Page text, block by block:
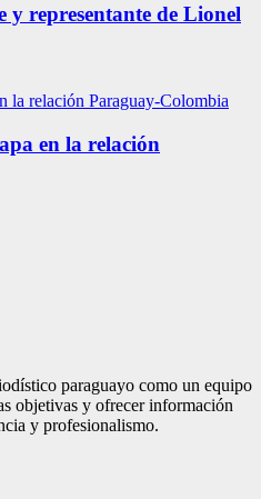
representante de Lionel
en la relación
paraguayo como un equipo
objetivas y ofrecer información
y profesionalismo.